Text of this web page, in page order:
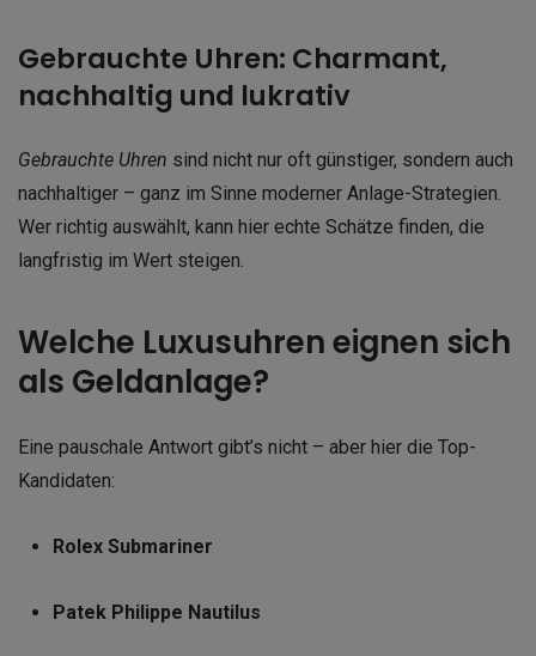
Gebrauchte Uhren: Charmant,
nachhaltig und lukrativ
Gebrauchte Uhren sind nicht nur oft günstiger, sondern auch
nachhaltiger – ganz im Sinne moderner Anlage-Strategien.
Wer richtig auswählt, kann hier echte Schätze finden, die
langfristig im Wert steigen.
Welche Luxusuhren eignen sich
als Geldanlage?
Eine pauschale Antwort gibt’s nicht – aber hier die Top-
Kandidaten:
Rolex Submariner
Patek Philippe Nautilus